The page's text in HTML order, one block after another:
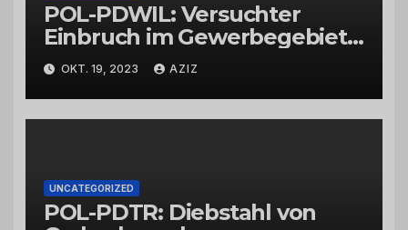
POL-PDWIL: Versuchter
Einbruch im Gewerbegebiet
Wittlich
OKT. 19, 2023 AZIZ
UNCATEGORIZED
POL-PDTR: Diebstahl von